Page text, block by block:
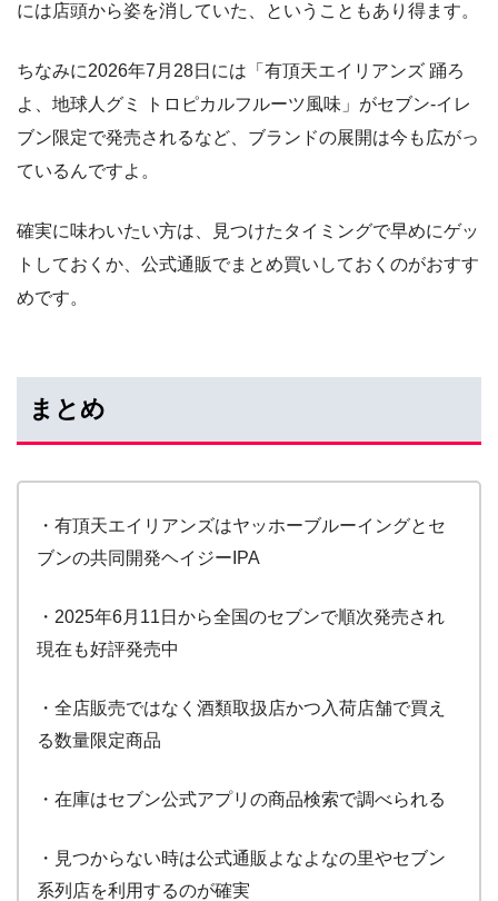
には店頭から姿を消していた、ということもあり得ます。
ちなみに2026年7月28日には「有頂天エイリアンズ 踊ろ
よ、地球人グミ トロピカルフルーツ風味」がセブン‐イレ
ブン限定で発売されるなど、ブランドの展開は今も広がっ
ているんですよ。
確実に味わいたい方は、見つけたタイミングで早めにゲッ
トしておくか、公式通販でまとめ買いしておくのがおすす
めです。
まとめ
・有頂天エイリアンズはヤッホーブルーイングとセ
ブンの共同開発ヘイジーIPA
・2025年6月11日から全国のセブンで順次発売され
現在も好評発売中
・全店販売ではなく酒類取扱店かつ入荷店舗で買え
る数量限定商品
・在庫はセブン公式アプリの商品検索で調べられる
・見つからない時は公式通販よなよなの里やセブン
系列店を利用するのが確実